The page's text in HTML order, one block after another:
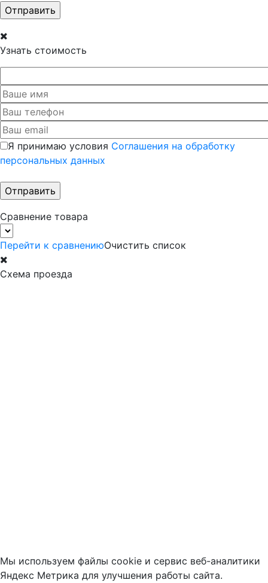
Узнать стоимость
Я принимаю условия Соглашения на обработку
персональных данных
Сравнение товара
Перейти к сравнениюОчистить список
Схема проезда
Мы используем файлы cookie и сервис веб-аналитики
Яндекс Метрика для улучшения работы сайта.